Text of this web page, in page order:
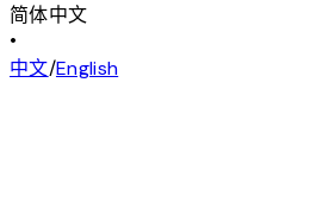
简体中文
•
中文/English